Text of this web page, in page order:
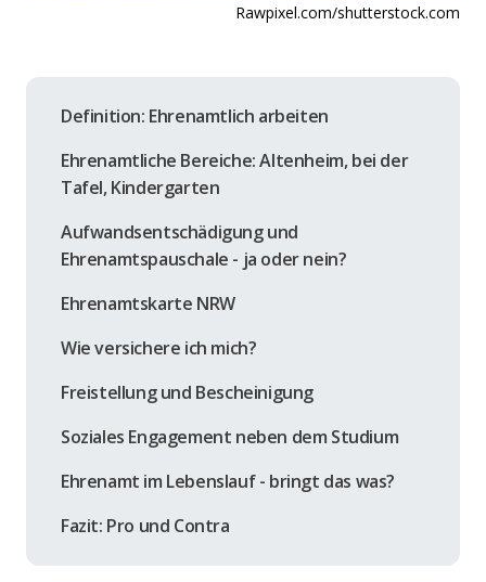
Rawpixel.com/shutterstock.com
Definition: Ehrenamtlich arbeiten
Ehrenamtliche Bereiche: Altenheim, bei der
Tafel, Kindergarten
Aufwandsentschädigung und
Ehrenamtspauschale - ja oder nein?
Ehrenamtskarte NRW
Wie versichere ich mich?
Freistellung und Bescheinigung
Soziales Engagement neben dem Studium
Ehrenamt im Lebenslauf - bringt das was?
Fazit: Pro und Contra